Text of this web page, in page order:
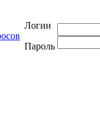
Логин
Пароль